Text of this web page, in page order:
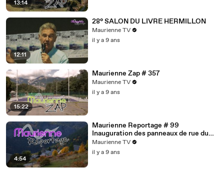
13:14
12:11
28° SALON DU LIVRE HERMILLON
Maurienne TV
il y a 9 ans
15:22
Maurienne Zap # 357
Maurienne TV
il y a 9 ans
4:54
Maurienne Reportage # 99
Inauguration des panneaux de rue du
village d'Albanne
Maurienne TV
il y a 9 ans